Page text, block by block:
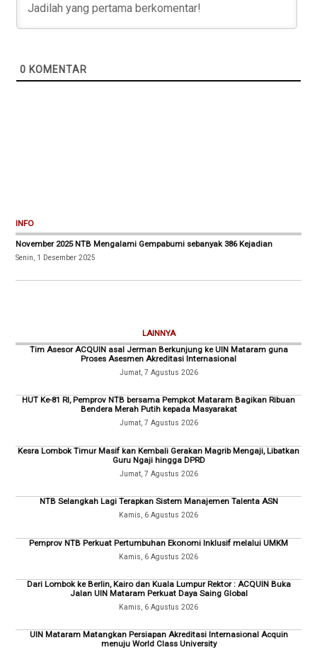
0 KOMENTAR
INFO
November 2025 NTB Mengalami Gempabumi sebanyak 386 Kejadian
Senin, 1 Desember 2025
LAINNYA
Tim Asesor ACQUIN asal Jerman Berkunjung ke UIN Mataram guna
Proses Asesmen Akreditasi Internasional
Jumat, 7 Agustus 2026
HUT Ke-81 RI, Pemprov NTB bersama Pempkot Mataram Bagikan Ribuan
Bendera Merah Putih kepada Masyarakat
Jumat, 7 Agustus 2026
Kesra Lombok Timur Masif kan Kembali Gerakan Magrib Mengaji, Libatkan
Guru Ngaji hingga DPRD
Jumat, 7 Agustus 2026
NTB Selangkah Lagi Terapkan Sistem Manajemen Talenta ASN
Kamis, 6 Agustus 2026
Pemprov NTB Perkuat Pertumbuhan Ekonomi Inklusif melalui UMKM
Kamis, 6 Agustus 2026
Dari Lombok ke Berlin, Kairo dan Kuala Lumpur Rektor : ACQUIN Buka
Jalan UIN Mataram Perkuat Daya Saing Global
Kamis, 6 Agustus 2026
UIN Mataram Matangkan Persiapan Akreditasi Internasional Acquin
menuju World Class University